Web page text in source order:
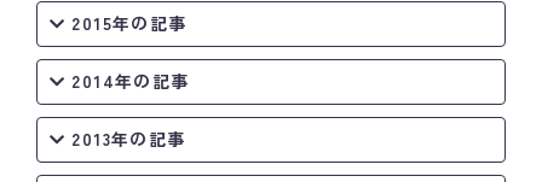
2015年の記事
2014年の記事
2013年の記事